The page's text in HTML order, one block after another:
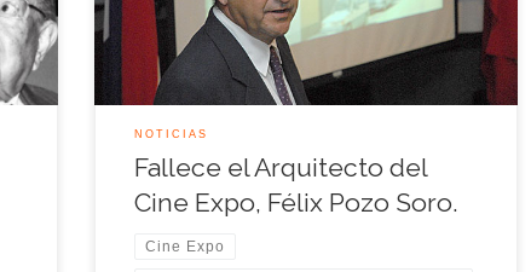
la
Sevilla, Félix Pozo Soro, arquitecto del Cine Expo
durante la Exposición Universal de Sevilla.
NOTICIAS
Fallece el Arquitecto del
Cine Expo, Félix Pozo Soro.
Cine Expo